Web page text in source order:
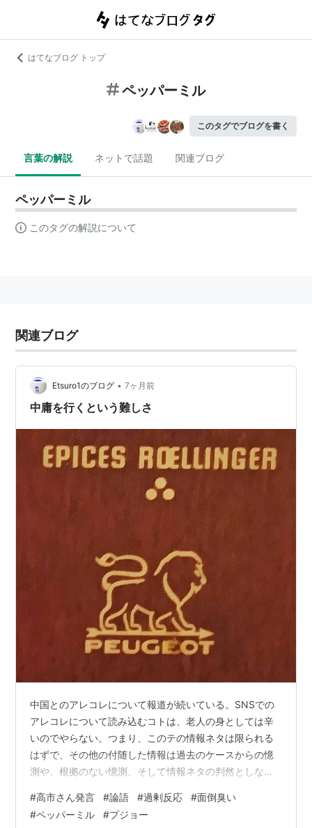
はてなブログ トップ
ペッパーミル
このタグでブログを書く
言葉の解説 ネットで話題 関連ブログ
ペッパーミル
このタグの解説について
関連ブログ
Etsuro1のブログ • 7ヶ月前
中庸を行くという難しさ
中国とのアレコレについて報道が続いている。SNSでの
アレコレについて読み込むコトは、老人の身としては辛
いのでやらない。つまり、このテの情報ネタは限られる
はずで、その他の付随した情報は過去のケースからの憶
測や、根拠のない憶測、そして情報ネタの判然としなト
ろう。 そんなコトに振り回される程、老人でも暇ではな
い。 では、冴えない老人一名・・・ナニがそんなに忙し
#高市さん発言 #論語 #過剰反応 #面倒臭い
#ペッパーミル #プジョー